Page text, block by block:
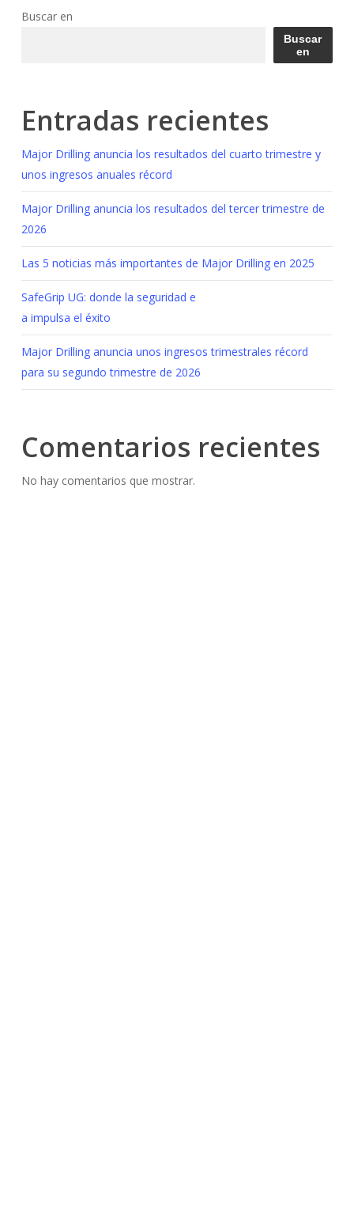
Buscar en
Buscar
en
Entradas recientes
Major Drilling anuncia los resultados del cuarto trimestre y
unos ingresos anuales récord
Major Drilling anuncia los resultados del tercer trimestre de
2026
Las 5 noticias más importantes de Major Drilling en 2025
SafeGrip UG: donde la seguridad e
a impulsa el éxito
Major Drilling anuncia unos ingresos trimestrales récord
para su segundo trimestre de 2026
Comentarios recientes
No hay comentarios que mostrar.